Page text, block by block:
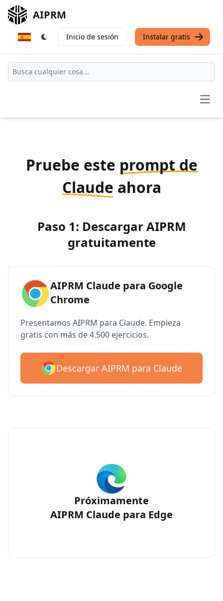
AIPRM
Inicio de sesión Instalar gratis
Pruebe este prompt de
Claude ahora
Paso 1: Descargar AIPRM
gratuitamente
AIPRM Claude para Google
Chrome
Presentamos AIPRM para Claude. Empieza
gratis con más de 4.500 ejercicios.
Descargar AIPRM para Claude
Próximamente
AIPRM Claude para Edge